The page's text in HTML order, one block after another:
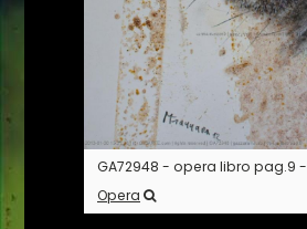
GA72948 - opera libro pag.9 -
Opera